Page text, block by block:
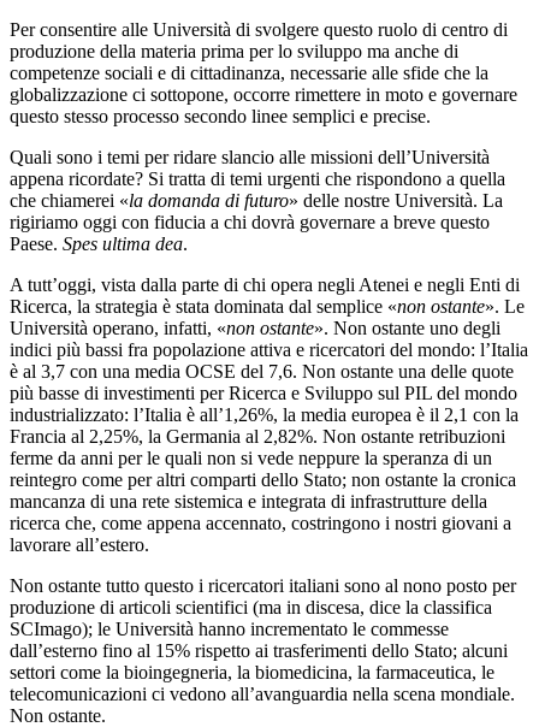
Per consentire alle Università di svolgere questo ruolo di centro di
produzione della materia prima per lo sviluppo ma anche di
competenze sociali e di cittadinanza, necessarie alle sfide che la
globalizzazione ci sottopone, occorre rimettere in moto e governare
questo stesso processo secondo linee semplici e precise.
Quali sono i temi per ridare slancio alle missioni dell’Università
appena ricordate? Si tratta di temi urgenti che rispondono a quella
che chiamerei «la domanda di futuro» delle nostre Università. La
rigiriamo oggi con fiducia a chi dovrà governare a breve questo
Paese. Spes ultima dea.
A tutt’oggi, vista dalla parte di chi opera negli Atenei e negli Enti di
Ricerca, la strategia è stata dominata dal semplice «non ostante». Le
Università operano, infatti, «non ostante». Non ostante uno degli
indici più bassi fra popolazione attiva e ricercatori del mondo: l’Italia
è al 3,7 con una media OCSE del 7,6. Non ostante una delle quote
più basse di investimenti per Ricerca e Sviluppo sul PIL del mondo
industrializzato: l’Italia è all’1,26%, la media europea è il 2,1 con la
Francia al 2,25%, la Germania al 2,82%. Non ostante retribuzioni
ferme da anni per le quali non si vede neppure la speranza di un
reintegro come per altri comparti dello Stato; non ostante la cronica
mancanza di una rete sistemica e integrata di infrastrutture della
ricerca che, come appena accennato, costringono i nostri giovani a
lavorare all’estero.
Non ostante tutto questo i ricercatori italiani sono al nono posto per
produzione di articoli scientifici (ma in discesa, dice la classifica
SCImago); le Università hanno incrementato le commesse
dall’esterno fino al 15% rispetto ai trasferimenti dello Stato; alcuni
settori come la bioingegneria, la biomedicina, la farmaceutica, le
telecomunicazioni ci vedono all’avanguardia nella scena mondiale.
Non ostante.